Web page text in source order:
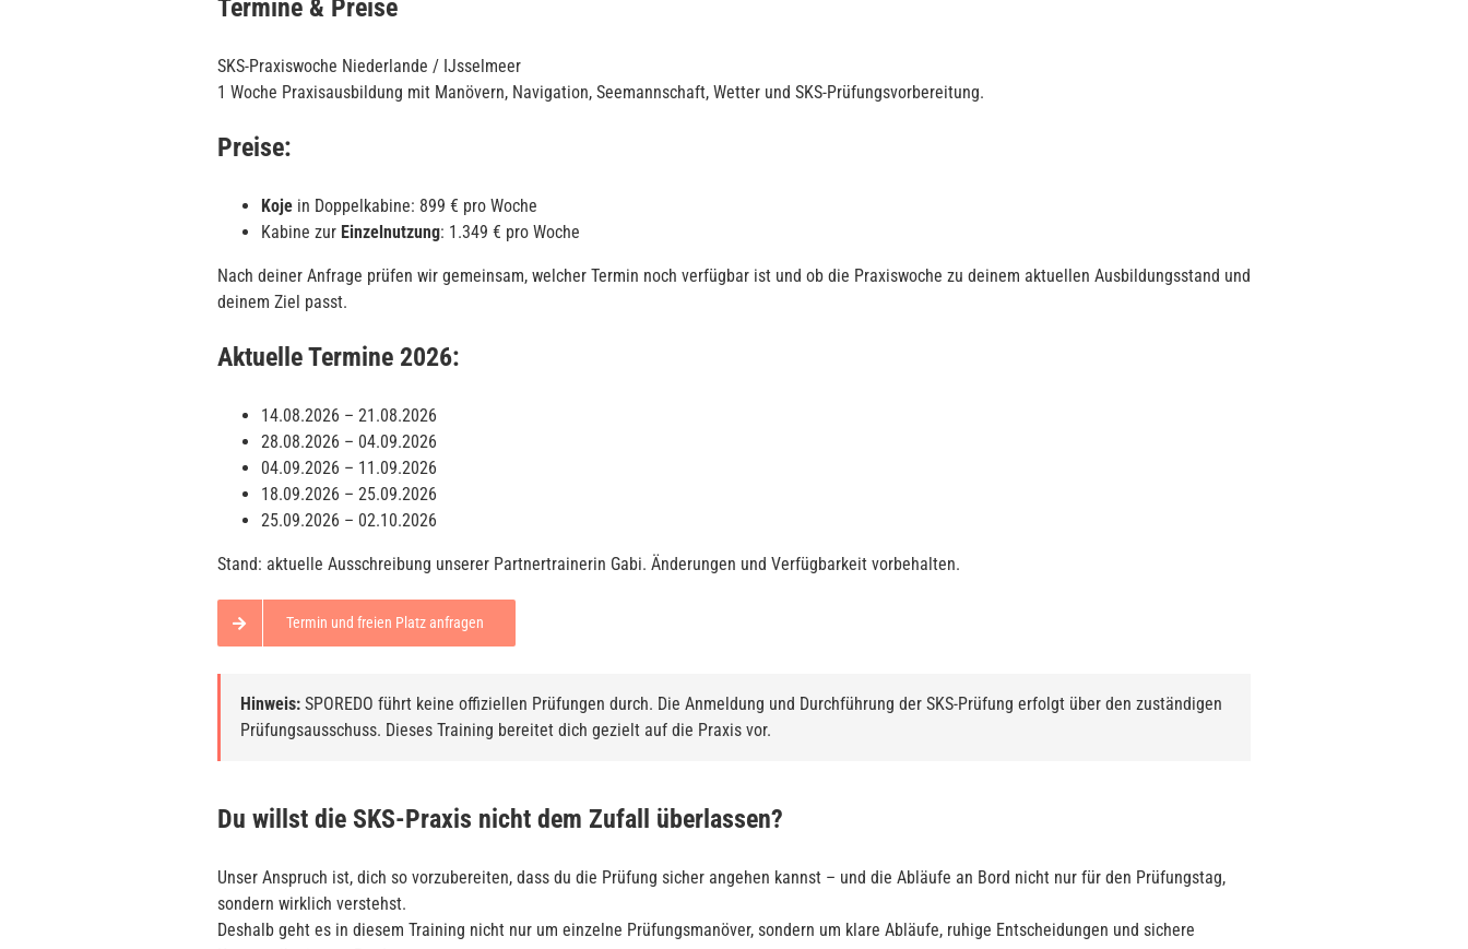
Termine & Preise
SKS-Praxiswoche Niederlande / IJsselmeer
1 Woche Praxisausbildung mit Manövern, Navigation, Seemannschaft, Wetter und SKS-Prüfungsvorbereitung.
Preise:
Kojein Doppelkabine: 899 € pro Woche
Kabine zur Einzelnutzung: 1.349 € pro Woche
Nach deiner Anfrage prüfen wir gemeinsam, welcher Termin noch verfügbar ist und ob die Praxiswoche zu deinem aktuellen Ausbildungsstand und
deinem Ziel passt.
Aktuelle Termine 2026:
14.08.2026 – 21.08.2026
28.08.2026 – 04.09.2026
04.09.2026 – 11.09.2026
18.09.2026 – 25.09.2026
25.09.2026 – 02.10.2026
Stand: aktuelle Ausschreibung unserer Partnertrainerin Gabi. Änderungen und Verfügbarkeit vorbehalten.
Termin und freien Platz anfragen
Hinweis:SPOREDO führt keine offiziellen Prüfungen durch. Die Anmeldung und Durchführung der SKS-Prüfung erfolgt über den zuständigen
Prüfungsausschuss. Dieses Training bereitet dich gezielt auf die Praxis vor.
Du willst die SKS-Praxis nicht dem Zufall überlassen?
Unser Anspruch ist, dich so vorzubereiten, dass du die Prüfung sicher angehen kannst – und die Abläufe an Bord nicht nur für den Prüfungstag,
sondern wirklich verstehst.
Deshalb geht es in diesem Training nicht nur um einzelne Prüfungsmanöver, sondern um klare Abläufe, ruhige Entscheidungen und sichere